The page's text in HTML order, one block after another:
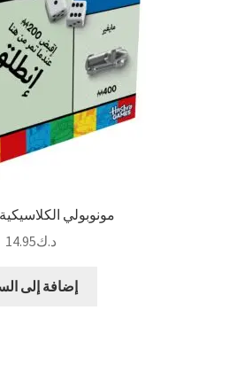
مونوبولي
د.ك14.95
إضافة إلى